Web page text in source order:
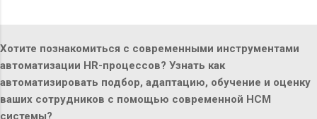
Хотите познакомиться с современными инструментами
автоматизации HR-процессов? Узнать как
автоматизировать подбор, адаптацию, обучение и оценку
ваших сотрудников с помощью современной HCM
системы?